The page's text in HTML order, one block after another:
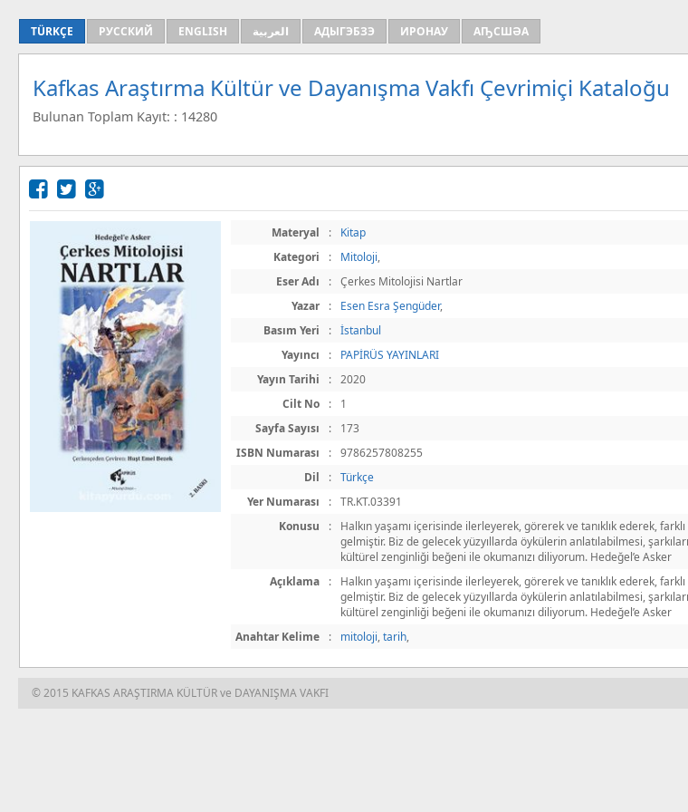
TÜRKÇE РУССКИЙ ENGLISH العربية АДЫГЭБЗЭ ИРОНАУ АҦСШӘА
Kafkas Araştırma Kültür ve Dayanışma Vakfı Çevrimiçi Kataloğu
Bulunan Toplam Kayıt: : 14280
Materyal :
Kitap
Kategori
: Mitoloji,
Eser Adı
:
Çerkes Mitolojisi Nartlar
Yazar
: Esen Esra Şengüder,
Basım Yeri
:
İstanbul
Yayıncı
:
PAPİRÜS YAYINLARI
Yayın Tarihi
:
2020
Cilt No
:
1
Sayfa Sayısı
:
173
ISBN Numarası
:
9786257808255
Dil
:
Türkçe
Yer Numarası
:
TR.KT.03391
Konusu
:
Halkın yaşamı içerisinde ilerleyerek, görerek ve tanıklık ederek,
gelmiştir. Biz de gelecek yüzyıllarda öykülerin anlatılabilmesi,
kültürel zenginliği beğeni ile okumanızı diliyorum. Hedeğel’e Asker
Açıklama
:
Halkın yaşamı içerisinde ilerleyerek, görerek ve tanıklık ederek,
gelmiştir. Biz de gelecek yüzyıllarda öykülerin anlatılabilmesi,
kültürel zenginliği beğeni ile okumanızı diliyorum. Hedeğel’e Asker
Anahtar Kelime
: mitoloji,tarih,
© 2015 KAFKAS ARAŞTIRMA KÜLTÜR ve DAYANIŞMA VAKFI